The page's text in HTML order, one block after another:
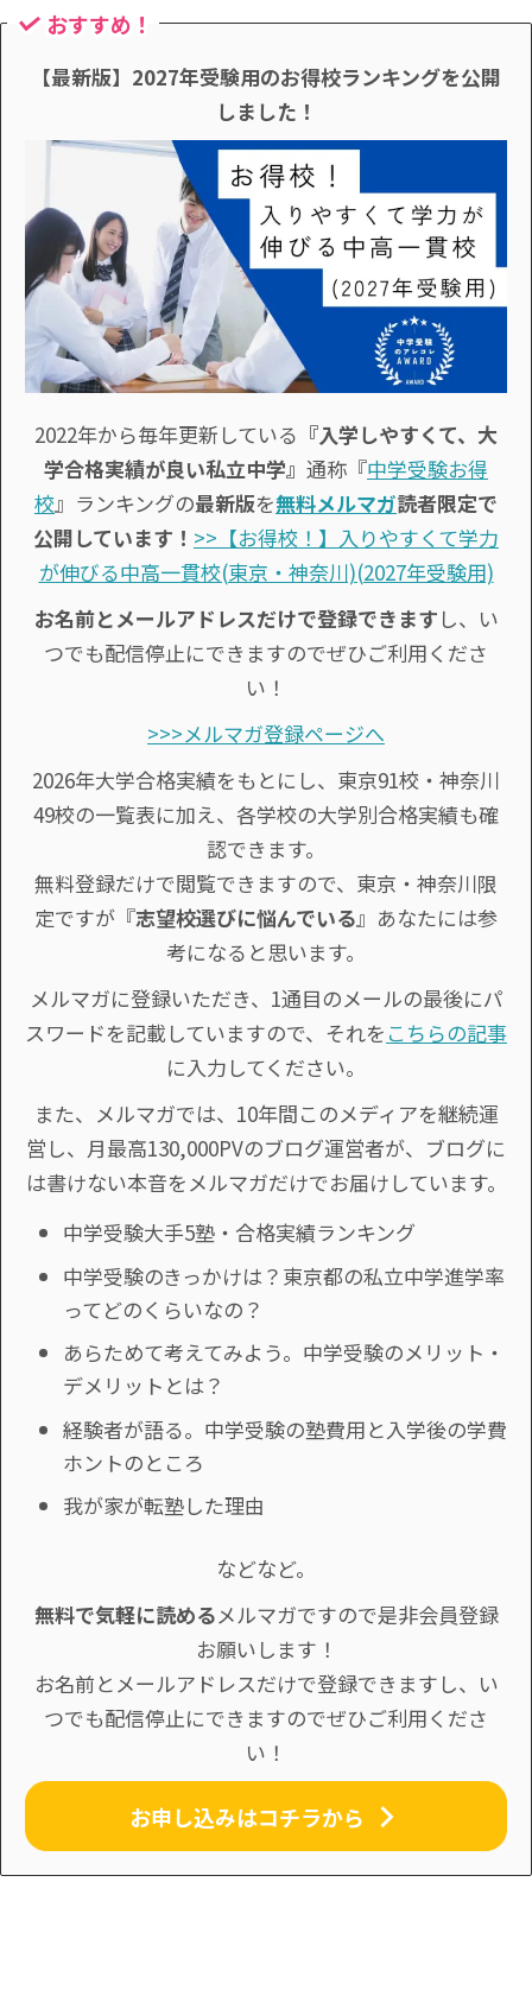
おすすめ！
【最新版】2027年受験用のお得校ランキングを公開
しました！
2022年から毎年更新している 『入学しやすくて、大
学合格実績が良い私立中学』 通称『中学受験お得
校』ランキングの最新版を無料メルマガ読者限定で
公開しています！ >>【お得校！】入りやすくて学力
が伸びる中高一貫校(東京・神奈川)(2027年受験用)
お名前とメールアドレスだけで登録できます し、い
つでも配信停止にできますのでぜひご利用くださ
い！
>>>メルマガ登録ページへ
2026年大学合格実績をもとにし、東京91校・神奈川
49校の一覧表に加え、各学校の大学別合格実績も確
認できます。
無料登録だけで閲覧できますので、東京・神奈川限
定ですが『志望校選びに悩んでいる』あなたには参
考になると思います。
メルマガに登録いただき、1通目のメールの最後にパ
スワードを記載していますので、それを こちらの記事
に入力してください。
また、メルマガでは、10年間このメディアを継続運
営し、月最高130,000PVのブログ運営者が、ブログに
は書けない本音をメルマガだけでお届けしています。
中学受験大手5塾・合格実績ランキング
中学受験のきっかけは？東京都の私立中学進学率
ってどのくらいなの？
あらためて考えてみよう。中学受験のメリット・
デメリットとは？
経験者が語る。中学受験の塾費用と入学後の学費
ホントのところ
我が家が転塾した理由
などなど。
無料で気軽に読めるメルマガですので是非会員登録
お願いします！
お名前とメールアドレスだけで登録できますし、い
つでも配信停止にできますのでぜひご利用くださ
い！
お申し込みはコチラから